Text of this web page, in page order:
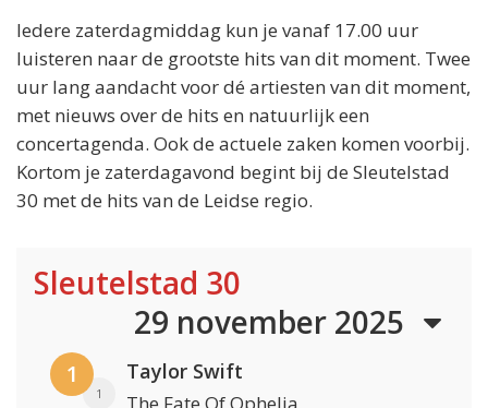
Iedere zaterdagmiddag kun je vanaf 17.00 uur
luisteren naar de grootste hits van dit moment. Twee
uur lang aandacht voor dé artiesten van dit moment,
met nieuws over de hits en natuurlijk een
concertagenda. Ook de actuele zaken komen voorbij.
Kortom je zaterdagavond begint bij de Sleutelstad
30 met de hits van de Leidse regio.
Sleutelstad 30
29 november 2025
1
1
Taylor Swift